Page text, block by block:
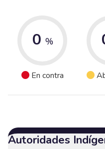
0 %
En contra
Autoridades